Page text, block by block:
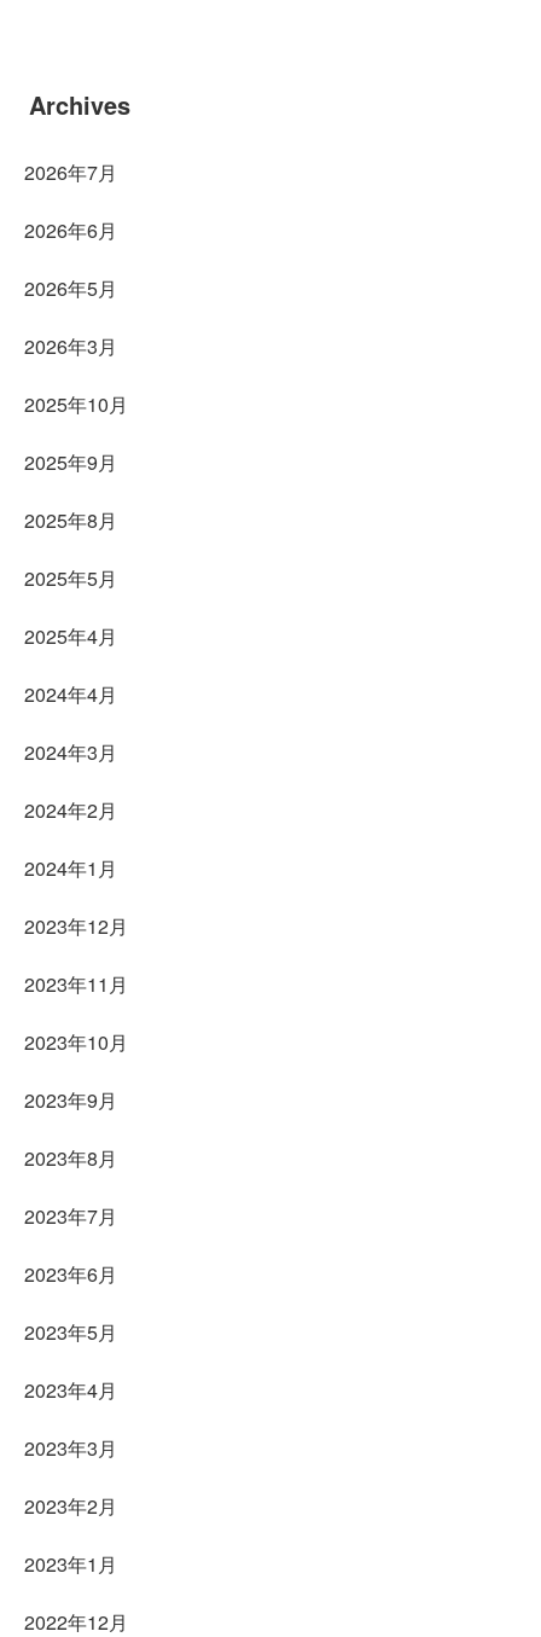
Archives
2026年7月
2026年6月
2026年5月
2026年3月
2025年10月
2025年9月
2025年8月
2025年5月
2025年4月
2024年4月
2024年3月
2024年2月
2024年1月
2023年12月
2023年11月
2023年10月
2023年9月
2023年8月
2023年7月
2023年6月
2023年5月
2023年4月
2023年3月
2023年2月
2023年1月
2022年12月